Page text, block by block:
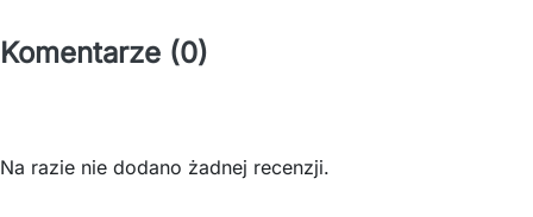
Komentarze (0)
Na razie nie dodano żadnej recenzji.